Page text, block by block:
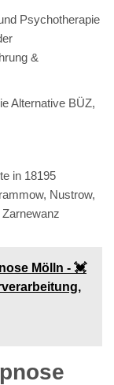
Psychotherapie
&
Alternative BÜZ,
in 18195
Nustrow,
Mölln - 💓️